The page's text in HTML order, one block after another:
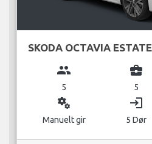
SKODA OCTAVIA ESTATE
group
5
business_center
5
miscellaneous_services
Manuelt gir
login
5 Dør